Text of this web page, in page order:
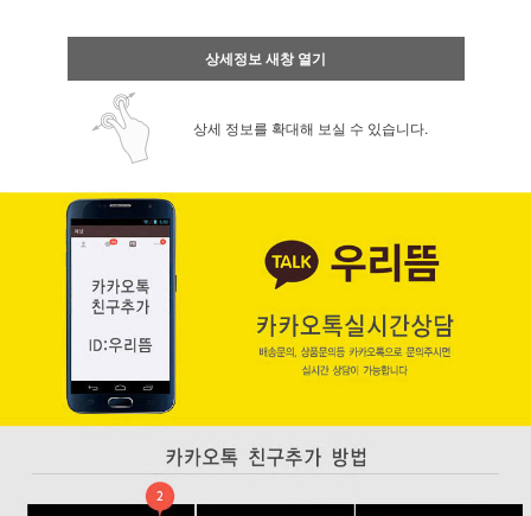
상세정보 새창 열기
상세 정보를 확대해 보실 수 있습니다.